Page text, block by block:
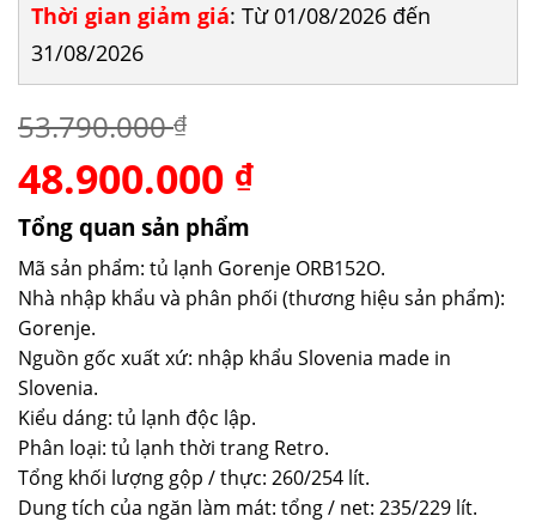
Thời gian giảm giá: Từ 01/08/2026 đến
31/08/2026
53.790.000₫
Giá
gốc
là:
53.790.000 ₫.
48.900.000 ₫Giá
là:
48.900.000 ₫.
Tổng quan sản phẩm
Mã sản phẩm: tủ lạnh Gorenje ORB152O.
Nhà nhập khẩu và phân phối (thương hiệu sản phẩm):
Gorenje.
Nguồn gốc xuất xứ: nhập khẩu Slovenia made in
Slovenia.
Kiểu dáng: tủ lạnh độc lập.
Phân loại: tủ lạnh thời trang Retro.
Tổng khối lượng gộp / thực: 260/254 lít.
Dung tích của ngăn làm mát: tổng / net: 235/229 lít.